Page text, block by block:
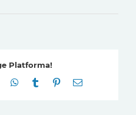
Platforma!
WhatsApp
Tumblr Pinterest
E-